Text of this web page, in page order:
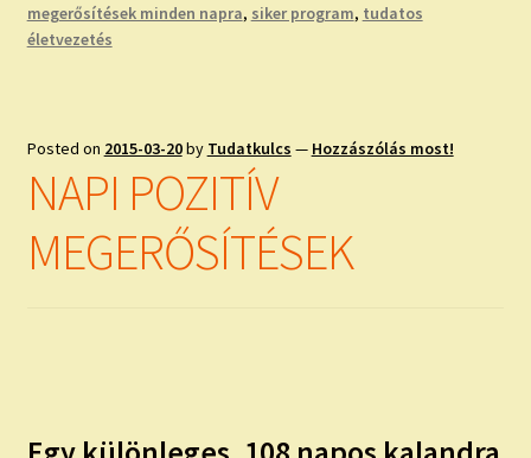
megerősítések minden napra, siker program, tudatos
életvezetés
Posted on 2015-03-20by Tudatkulcs — Hozzászólás most!
NAPI POZITÍV
MEGERŐSÍTÉSEK